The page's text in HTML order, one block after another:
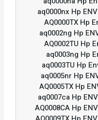
aq0000nx Hp
AQ0000TX Hp
aq0002ng Hp
AQ0002TU Hp
aq0003ng Hp
aq0003TU Hp
aq0005nr Hp
AQ0005TX Hp
aq0007ca Hp
AQ0008CA Hp